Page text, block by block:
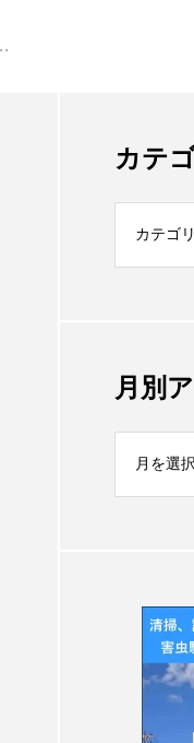
カテ
月別